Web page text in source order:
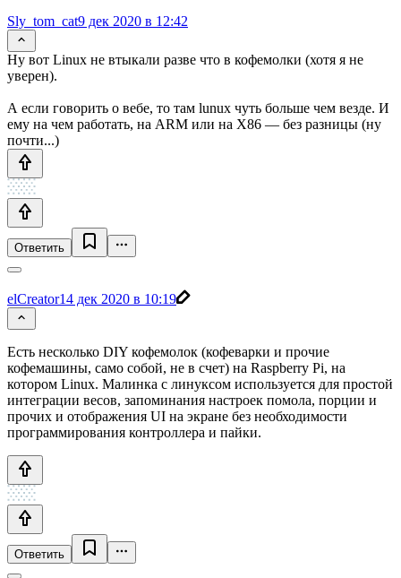
Sly_tom_cat9 дек 2020 в 12:42
Ну вот Linux не втыкали разве что в кофемолки (хотя я не
уверен).
А если говорить о вебе, то там lunux чуть больше чем везде. И
ему на чем работать, на ARM или на X86 — без разницы (ну
почти...)
Ответить
elCreator14 дек 2020 в 10:19
Есть несколько DIY кофемолок (кофеварки и прочие
кофемашины, само собой, не в счет) на Raspberry Pi, на
котором Linux. Малинка с линуксом используется для простой
интеграции весов, запоминания настроек помола, порции и
прочих и отображения UI на экране без необходимости
программирования контроллера и пайки.
Ответить